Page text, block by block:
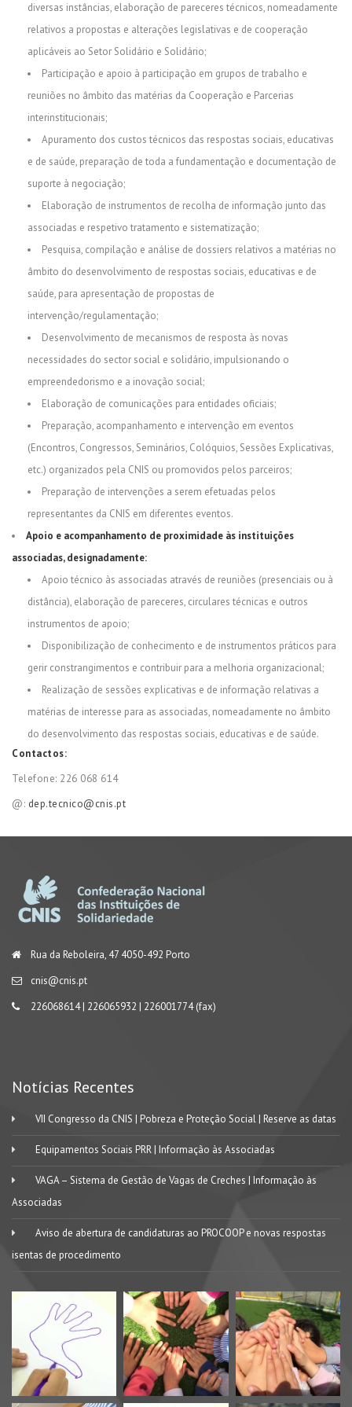
diversas instâncias, elaboração de pareceres técnicos, nomeadamente
relativos a propostas e alterações legislativas e de cooperação
aplicáveis ao Setor Solidário e Solidário;
Participação e apoio à participação em grupos de trabalho e
reuniões no âmbito das matérias da Cooperação e Parcerias
interinstitucionais;
Apuramento dos custos técnicos das respostas sociais, educativas
e de saúde, preparação de toda a fundamentação e documentação de
suporte à negociação;
Elaboração de instrumentos de recolha de informação junto das
associadas e respetivo tratamento e sistematização;
Pesquisa, compilação e análise de dossiers relativos a matérias no
âmbito do desenvolvimento de respostas sociais, educativas e de
saúde, para apresentação de propostas de
intervenção/regulamentação;
Desenvolvimento de mecanismos de resposta às novas
necessidades do sector social e solidário, impulsionando o
empreendedorismo e a inovação social;
Elaboração de comunicações para entidades oficiais;
Preparação, acompanhamento e intervenção em eventos
(Encontros, Congressos, Seminários, Colóquios, Sessões Explicativas,
etc.) organizados pela CNIS ou promovidos pelos parceiros;
Preparação de intervenções a serem efetuadas pelos
representantes da CNIS em diferentes eventos.
Apoio e acompanhamento de proximidade às instituições
associadas, designadamente:
Apoio técnico às associadas através de reuniões (presenciais ou à
distância), elaboração de pareceres, circulares técnicas e outros
instrumentos de apoio;
Disponibilização de conhecimento e de instrumentos práticos para
gerir constrangimentos e contribuir para a melhoria organizacional;
Realização de sessões explicativas e de informação relativas a
matérias de interesse para as associadas, nomeadamente no âmbito
do desenvolvimento das respostas sociais, educativas e de saúde.
Contactos:
Telefone: 226 068 614
@: dep.tecnico@cnis.pt
Rua da Reboleira, 47 4050-492 Porto
cnis@cnis.pt
226068614 | 226065932 | 226001774 (fax)
Notícias Recentes
VII Congresso da CNIS | Pobreza e Proteção Social | Reserve as datas
Equipamentos Sociais PRR | Informação às Associadas
VAGA – Sistema de Gestão de Vagas de Creches | Informação às
Associadas
Aviso de abertura de candidaturas ao PROCOOP e novas respostas
isentas de procedimento